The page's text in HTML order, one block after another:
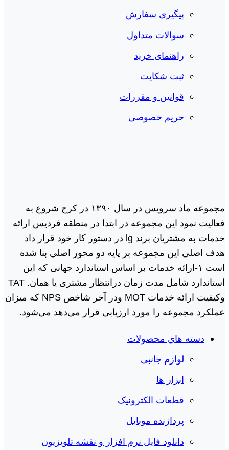
پیگیری سفارش
سوالات متداول
راهنمای خرید
ثبت شکایت
قوانین و مقررات
حریم خصوصی
مجموعه ماد سرویس در سال ١٣٩٠ در کرج شروع به
فعالیت نمود این مجموعه در ابتدا در منطقه فردیس ارائه
خدمات به مشتریان برند lg در دستور کار خود قرار داد
هدف اصلی این مجموعه بر پایه دو محور اصلی بنا شده
است ١-ارائه خدمات بر اساس استاندارد جهانی که این
استاندارد شامل مدت زمان درانتظار مشتری یا همان. TAT
وکیفیت ارائه خدمات MOT ودر آخر شاخص NPS که میزان
عملکرد مجموعه را مورد ارزیابی قرار می‌دهد می‌شود.
دسته های محصولات
لوازم جانبی
ابزار ها
قطعات الکترونیک
پردازنده موبایل
دانلود فایل نرم افزار و نقشه تلویزیون